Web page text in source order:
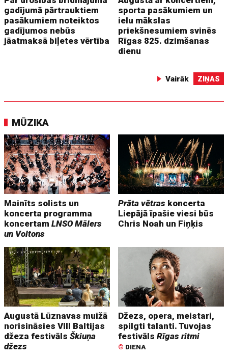
gadījumā pārtrauktiem
pasākumiem noteiktos
gadījumos nebūs
jāatmaksā biļetes vērtība
sporta pasākumiem un
ielu mākslas
priekšnesumiem svinēs
Rīgas 825. dzimšanas
dienu
Vairāk ZIŅAS
MŪZIKA
Mainīts solists un
koncerta programma
koncertamLNSO Mālers
un Voltons
Prāta vētras koncerta
Liepājā īpašie viesi būs
Chris Noah un Fiņķis
Augustā Lūznavas muižā
norisināsies VIII Baltijas
džeza festivālsŠkiuņa
džezs
Džezs, opera, meistari,
spilgti talanti. Tuvojas
festivālsRīgas ritmi
© DIENA